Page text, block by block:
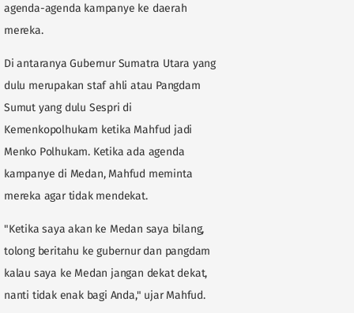
agenda-agenda kampanye ke daerah
mereka.
Di antaranya Gubernur Sumatra Utara yang
dulu merupakan staf ahli atau Pangdam
Sumut yang dulu Sespri di
Kemenkopolhukam ketika Mahfud jadi
Menko Polhukam. Ketika ada agenda
kampanye di Medan, Mahfud meminta
mereka agar tidak mendekat.
"Ketika saya akan ke Medan saya bilang,
tolong beritahu ke gubernur dan pangdam
kalau saya ke Medan jangan dekat dekat,
nanti tidak enak bagi Anda," ujar Mahfud.